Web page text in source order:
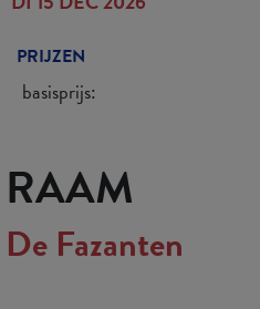
RAAM
De Fazanten
PRIJZEN
basisprijs: